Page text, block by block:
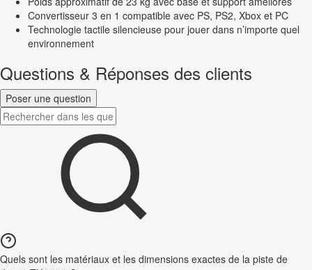
Convertisseur 3 en 1 compatible avec PS, PS2, Xbox et PC
Technologie tactile silencieuse pour jouer dans n’importe quel
environnement
Questions & Réponses des clients
Poser une question
Quels sont les matériaux et les dimensions exactes de la piste de